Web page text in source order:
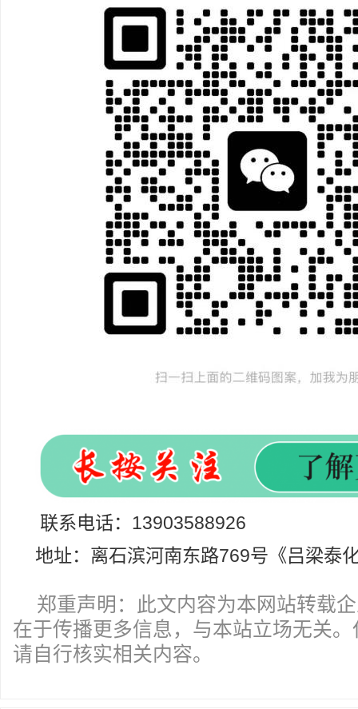
联系电话：13903588926
地址：离石滨河南东路769号《吕梁泰
郑重声明：此文内容为本网站转载
在于传播更多信息，与本站立场无关
请自行核实相关内容。